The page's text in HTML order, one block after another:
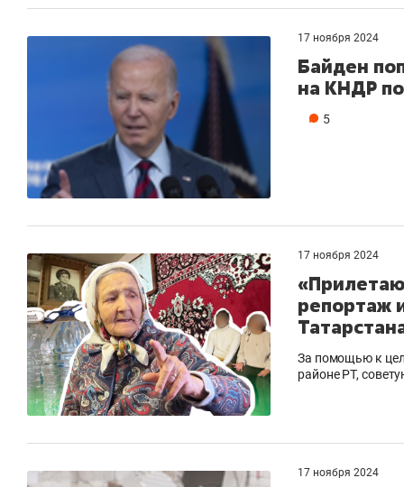
17 ноября 2024
Байден
на КНДР
5
17 ноября 2024
репортаж
За помощью к
районе РТ,
17 ноября 2024